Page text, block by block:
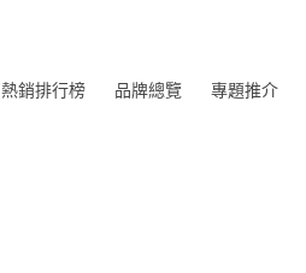
熱銷排行榜 品牌總覽 專題推介